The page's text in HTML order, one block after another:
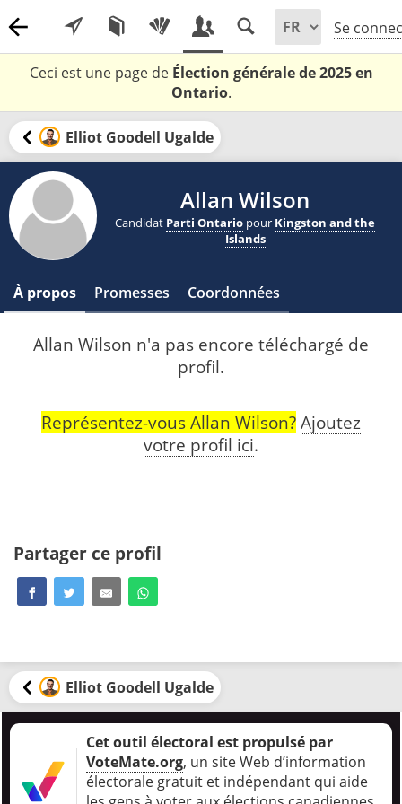
Se
Ceci est une page de Élection générale de 2025 en
Ontario.
Elliot Goodell Ugalde
Allan Wilson
Candidat Parti Ontario pour Kingston and the
Islands
À propos Promesses Coordonnées
Allan Wilson n'a pas encore téléchargé de
profil.
Représentez-vous Allan Wilson? Ajoutez
votre profil ici.
Partager ce profil
Elliot Goodell Ugalde
Cet outil électoral est propulsé par
VoteMate.org, un site Web d’information
électorale gratuit et indépendant qui aide